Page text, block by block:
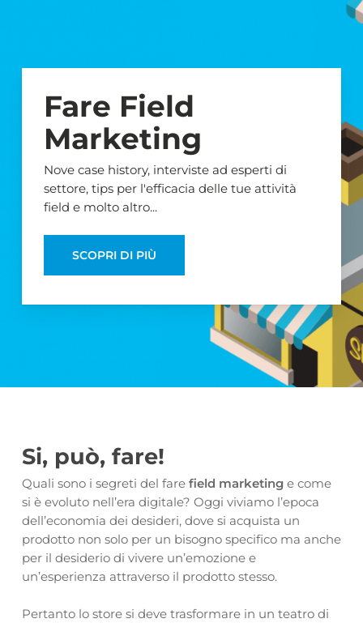
content
Fare Field
Marketing
Nove case history, interviste ad esperti di
settore, tips per l'efficacia delle tue attività
field e molto altro...
SCOPRI DI PIÙ
Si, può, fare!
Quali sono i segreti del fare field marketinge come
si è evoluto nell’era digitale? Oggi viviamo l’epoca
dell’economia dei desideri, dove si acquista un
prodotto non solo per un bisogno specifico ma anche
per il desiderio di vivere un’emozione e
un’esperienza attraverso il prodotto stesso.
Pertanto lo store si deve trasformare in un teatro di